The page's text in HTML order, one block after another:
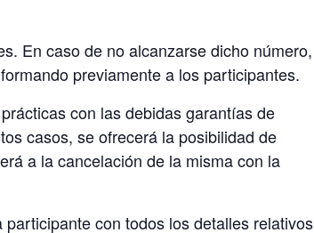
En caso de no alcanzarse dicho número,
previamente a los participantes.
con las debidas garantías de
casos, se ofrecerá la posibilidad de
a la cancelación de la misma con la
con todos los detalles relativos